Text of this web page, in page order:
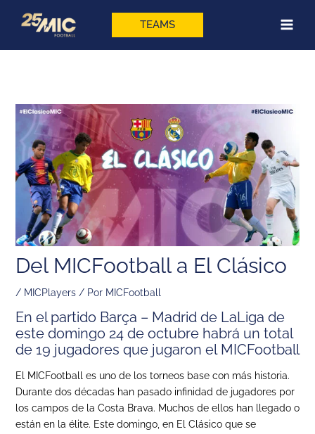
TEAMS
Del MICFootball a El Clásico
/ MICPlayers/ Por MICFootball
En el partido Barça – Madrid de LaLiga de
este domingo 24 de octubre habrá un total
de 19 jugadores que jugaron el MICFootball
El MICFootball es uno de los torneos base con más historia.
Durante dos décadas han pasado infinidad de jugadores por
los campos de la Costa Brava. Muchos de ellos han llegado o
están en la élite. Este domingo, en El Clásico que se